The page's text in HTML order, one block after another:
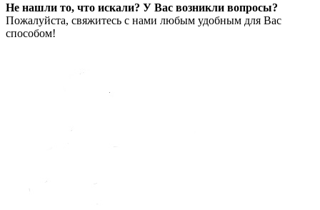
Не нашли то, что искали? У Вас возникли вопросы?
Пожалуйста, свяжитесь с нами любым удобным для Вас
способом!